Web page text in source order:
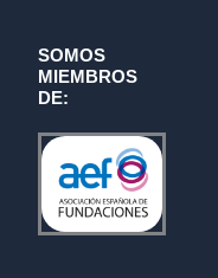
SOMOS
MIEMBROS
DE: